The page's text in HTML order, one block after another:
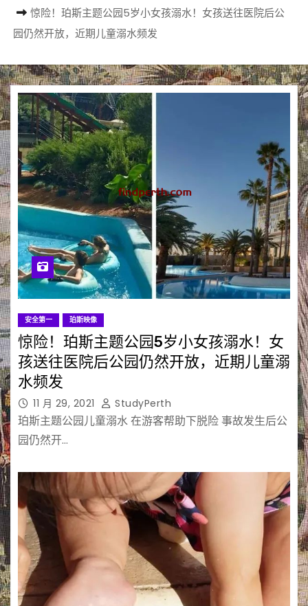
惊险！珀斯主题公园5岁小女孩溺水！女孩送往医院后公
园仍然开放，近期儿童溺水频发
安全第一 珀斯映像
惊险！珀斯主题公园5岁小女孩溺水！女
孩送往医院后公园仍然开放，近期儿童溺
水频发
11 月 29, 2021 StudyPerth
珀斯主题公园儿童溺水 在游客帮助下脱险 事故发生后公
园仍然开…